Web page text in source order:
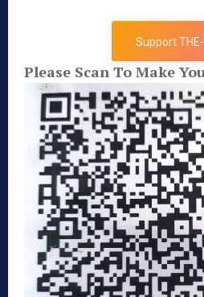
Support THE-
Please Scan To Make